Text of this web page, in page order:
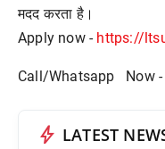
मदद करता है।
Apply now -https://
Call/Whatsapp Now
bolt LATEST